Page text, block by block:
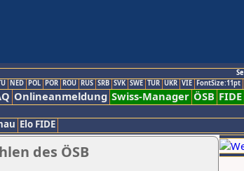
NED POL POR ROU RUS SRB SVK SWE TUR UKR VIE FontSize:11pt
Onlineanmeldung Swiss-Manager ÖSB FIDE
Elo FIDE
des ÖSB